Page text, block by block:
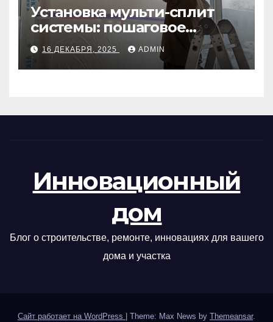
Установка мульти-сплит
системы: пошаговое
руководство
16 ДЕКАБРЯ, 2025 ADMIN
Инновационный
дом
Блог о строительстве, ремонте, инновациях для вашего
дома и участка
Сайт работает на WordPress Theme: Max News by Themeansar.